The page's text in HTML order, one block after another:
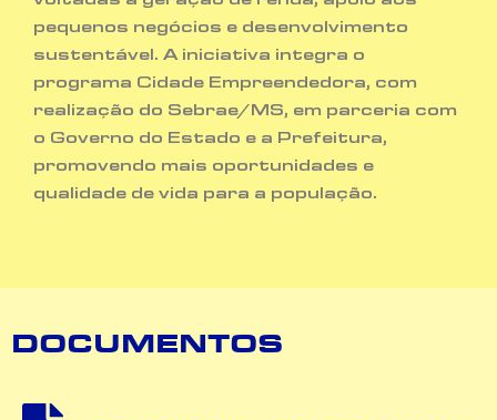
pequenos negócios e desenvolvimento
sustentável. A iniciativa integra o
programa Cidade Empreendedora, com
realização do Sebrae/MS, em parceria com
o Governo do Estado e a Prefeitura,
promovendo mais oportunidades e
qualidade de vida para a população.
DOCUMENTOS